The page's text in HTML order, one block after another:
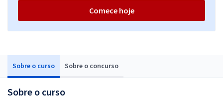
Sobre o curso Sobre o concurso
Sobre o curso
Comece hoje